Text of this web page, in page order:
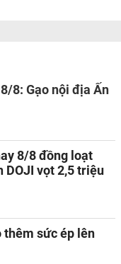
8: Gạo nội địa Ấn
8/8 đồng loạt
DOJI vọt 2,5 triệu
thêm sức ép lên